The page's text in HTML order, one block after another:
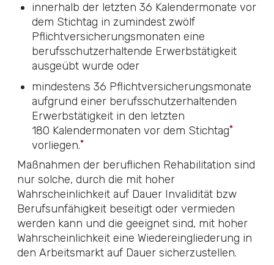
innerhalb der letzten 36 Kalendermonate vor
dem Stichtag in zumindest zwölf
Pflichtversicherungsmonaten eine
berufsschutzerhaltende Erwerbstätigkeit
ausgeübt wurde oder
mindestens 36 Pflichtversicherungsmonate
aufgrund einer berufsschutz­erhaltenden
Erwerbstätigkeit in den letzten
180 Kalendermonaten vor dem Stichtag*
vorliegen.*
Maßnahmen der beruflichen Rehabilitation sind
nur solche, durch die mit hoher
Wahrscheinlichkeit auf Dauer Invalidität bzw
Berufsunfähigkeit beseitigt oder vermieden
werden kann und die geeignet sind, mit hoher
Wahrscheinlichkeit eine Wiedereingliederung in
den Arbeitsmarkt auf Dauer sicherzustellen.